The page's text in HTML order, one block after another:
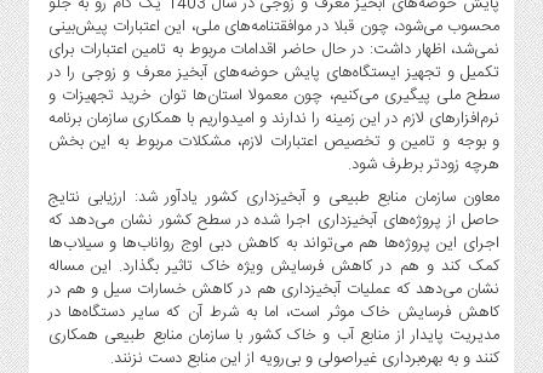
محسوب می‌شود، چون قبلا در موافقتنامه‌های ملی، این اعتبارات پیش‌بینی
نمی‌شد، اظهار داشت: در حال حاضر اقدامات مربوط به تامین اعتبارات برای
تکمیل و تجهیز ایستگاه‌های پایش حوضه‌های آبخیز معرف و زوجی را در
سطح ملی پیگیری می‌کنیم، چون معمولا استان‌ها توان خرید تجهیزات و
نرم‌افزارهای لازم در این زمینه را ندارند و امیدواریم با همکاری سازمان برنامه
و بوجه و تامین و تخصیص اعتبارات لازم، مشکلات مربوط به این بخش
هرچه زودتر برطرف شود.
معاون سازمان منابع طبیعی و آبخیزداری کشور یادآور شد: ارزیابی نتایج
حاصل از پروژه‌های آبخیزداری اجرا شده در سطح کشور نشان می‌دهد که
اجرای این پروژه‌ها هم می‌تواند به کاهش دبی اوج رواناب‌ها و سیلاب‌ها
کمک کند و هم در کاهش فرسایش ویژه خاک تاثیر بگذارد. این مساله
نشان می‌دهد که عملیات آبخیزداری هم در کاهش خسارات سیل و هم در
کاهش فرسایش خاک موثر است، اما به شرط آن که سایر دستگاه‌ها در
مدیریت پایدار از منابع آب و خاک کشور با سازمان منابع طبیعی همکاری
کنند و به بهره‌برداری غیراصولی و بی‌رویه از این منابع دست نزنند.